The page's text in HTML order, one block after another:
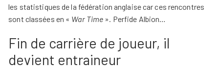
les statistiques de la fédération anglaise car ces rencontres
sont classées en « War Time ». Perfide Albion…
Fin de carrière de joueur, il
devient entraineur